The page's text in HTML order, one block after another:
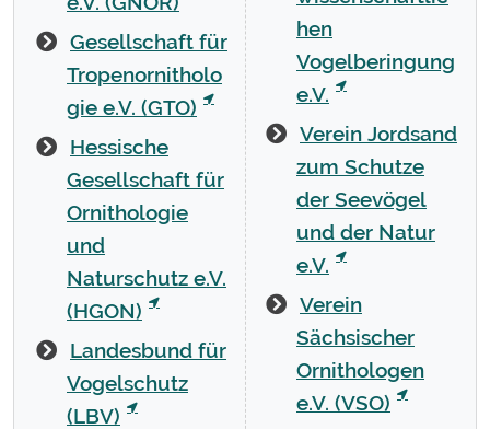
Gesellschaft für
Tropenornitholo
gie e.V. (GTO)
Hessische
Gesellschaft für
Ornithologie
und
Naturschutz e.V.
(HGON)
Landesbund für
Vogelschutz
(LBV)
hen
Vogelberingung
e.V.
Verein Jordsand
zum Schutze
der Seevögel
und der Natur
e.V.
Verein
Sächsischer
Ornithologen
e.V. (VSO)